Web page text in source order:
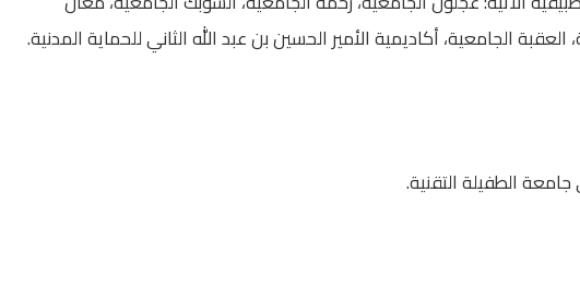
العقبة الجامعية، أكاديمية الأمير الحسين بن عبد الله الثاني للحماية المدنية.
الطفيلة التقنية.